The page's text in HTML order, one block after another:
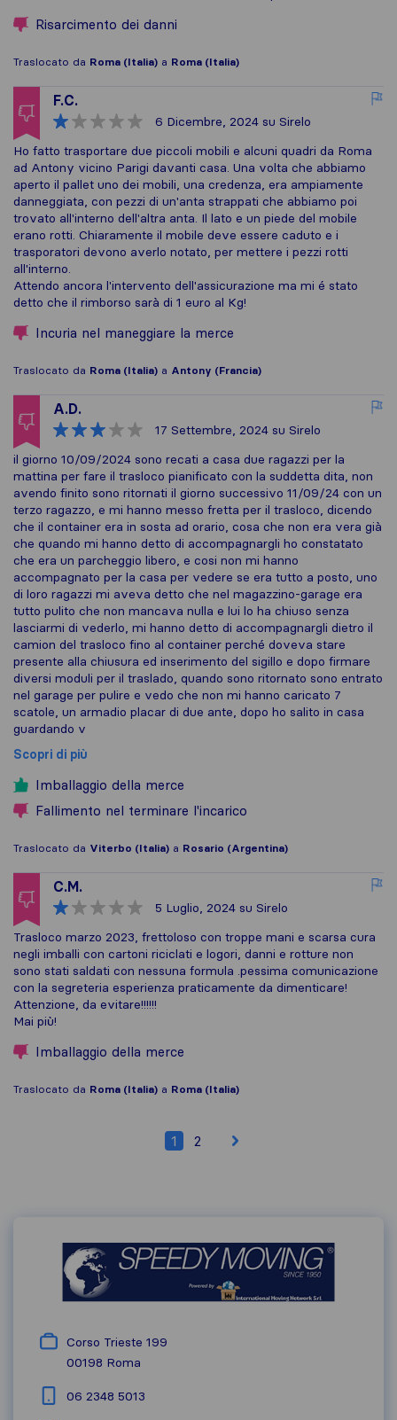
Risarcimento dei danni
Traslocato da Roma (Italia) a Roma (Italia)
F.C.
6 Dicembre, 2024 su Sirelo
Ho fatto trasportare due piccoli mobili e alcuni quadri da Roma
ad Antony vicino Parigi davanti casa. Una volta che abbiamo
aperto il pallet uno dei mobili, una credenza, era ampiamente
danneggiata, con pezzi di un'anta strappati che abbiamo poi
trovato all'interno dell'altra anta. Il lato e un piede del mobile
erano rotti. Chiaramente il mobile deve essere caduto e i
trasporatori devono averlo notato, per mettere i pezzi rotti
all'interno.
Attendo ancora l'intervento dell'assicurazione ma mi é stato
detto che il rimborso sarà di 1 euro al Kg!
Incuria nel maneggiare la merce
Traslocato da Roma (Italia) a Antony (Francia)
A.D.
17 Settembre, 2024 su Sirelo
il giorno 10/09/2024 sono recati a casa due ragazzi per la
mattina per fare il trasloco pianificato con la suddetta dita, non
avendo finito sono ritornati il giorno successivo 11/09/24 con un
terzo ragazzo, e mi hanno messo fretta per il trasloco, dicendo
che il container era in sosta ad orario, cosa che non era vera già
che quando mi hanno detto di accompagnargli ho constatato
che era un parcheggio libero, e cosi non mi hanno
accompagnato per la casa per vedere se era tutto a posto, uno
di loro ragazzi mi aveva detto che nel magazzino-garage era
tutto pulito che non mancava nulla e lui lo ha chiuso senza
lasciarmi di vederlo, mi hanno detto di accompagnargli dietro il
camion del trasloco fino al container perché doveva stare
presente alla chiusura ed inserimento del sigillo e dopo firmare
diversi moduli per il traslado, quando sono ritornato sono entrato
nel garage per pulire e vedo che non mi hanno caricato 7
scatole, un armadio placar di due ante, dopo ho salito in casa
guardando v
Scopri di più
Imballaggio della merce
Fallimento nel terminare l'incarico
Traslocato da Viterbo (Italia) a Rosario (Argentina)
C.M.
5 Luglio, 2024 su Sirelo
Trasloco marzo 2023, frettoloso con troppe mani e scarsa cura
negli imballi con cartoni riciclati e logori, danni e rotture non
sono stati saldati con nessuna formula .pessima comunicazione
con la segreteria esperienza praticamente da dimenticare!
Attenzione, da evitare!!!!!!
Mai più!
Imballaggio della merce
Traslocato da Roma (Italia) a Roma (Italia)
1 2
Corso Trieste 199
00198 Roma
06 2348 5013